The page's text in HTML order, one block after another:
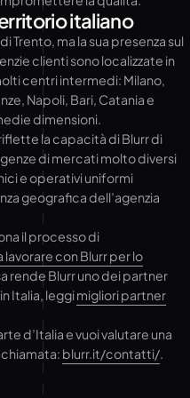
italiano
Trento, ma la sua presenza sul
clienti sono localizzate in
centri intermedi: Milano,
Napoli, Bari, Catania e
dimensioni.
la capacità di Blurr di
di mercati molto diversi
e operativi uniformi
geografica dell’agenzia
il processo di
lavorare con Blurr per lo
rende Blurr uno dei partner
Italia, leggimigliori partner
d’Italia e vuoi valutare una
blurr.it/contatti/.